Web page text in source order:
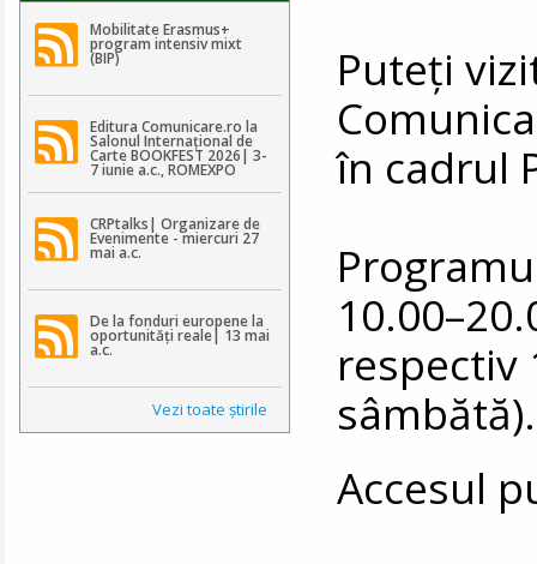
Mobilitate Erasmus+
program intensiv mixt
(BIP)
Editura Comunicare.ro la
Salonul Internațional de
Carte BOOKFEST 2026| 3-
7 iunie a.c., ROMEXPO
CRPtalks| Organizare de
Evenimente - miercuri 27
mai a.c.
De la fonduri europene la
oportunități reale| 13 mai
a.c.
Vezi toate ştirile
Puteţi
în cadrul
respectiv
sâmbătă).
Accesul